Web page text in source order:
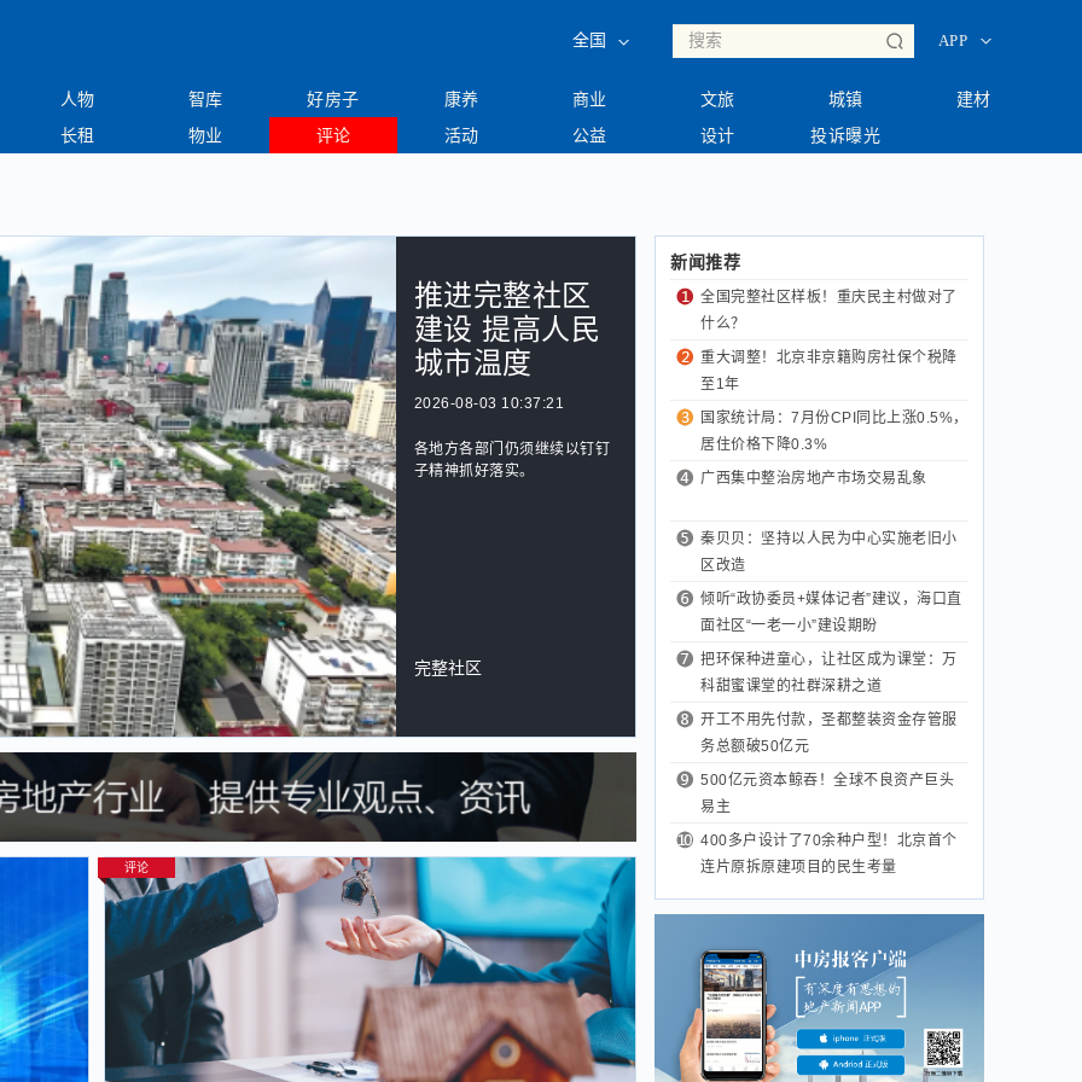
APP ◇
全国 ◇
人物 智库 好房子 康养 商业 文旅 城镇
建材
长租
物业 评论 活动 公益 设计 投诉曝光
推进完整社区
建设 提高人民
城市温度
2026-08-03 10:37:21
各地方各部门仍须继续以钉钉
子精神抓好落实。
完整社区
评论
新闻推荐
全国完整社区样板！重庆民主村做对了
什么？
重大调整！北京非京籍购房社保个税降
至1年
国家统计局：7月份CPI同比上涨0.5%，
居住价格下降0.3%
广西集中整治房地产市场交易乱象
秦贝贝：坚持以人民为中心实施老旧小
区改造
倾听“政协委员+媒体记者”建议，海口直
面社区“一老一小”建设期盼
把环保种进童心，让社区成为课堂：万
科甜蜜课堂的社群深耕之道
开工不用先付款，圣都整装资金存管服
务总额破50亿元
500亿元资本鲸吞！全球不良资产巨头
易主
400多户设计了70余种户型！北京首个
连片原拆原建项目的民生考量